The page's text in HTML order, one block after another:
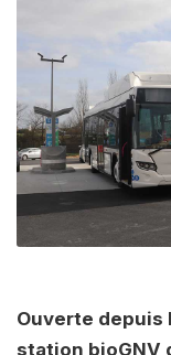
Ouverte depuis
station bioGNV